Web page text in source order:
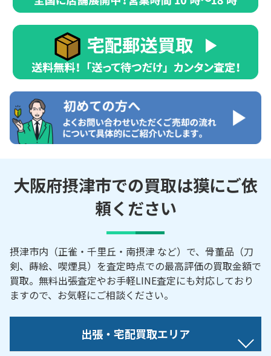
大阪府摂津市での買取は獏にご依
頼ください
摂津市内（正雀・千里丘・南摂津 など）で、骨董品（刀
剣、蒔絵、喫煙具）を査定時点での最高評価の買取金額で
買取。無料出張査定やお手軽LINE査定にも対応しており
ますので、お気軽にご相談ください。
出張・宅配買取エリア